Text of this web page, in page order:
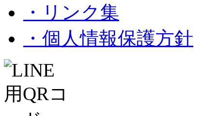
・リンク集
・個人情報保護方針